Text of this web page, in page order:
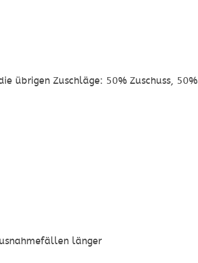
übrigen Zuschläge: 50% Zuschuss, 50%
länger